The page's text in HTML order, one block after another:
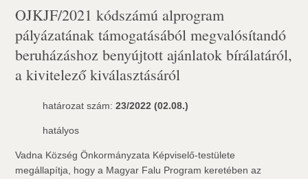
OJKJF/2021 kódszámú alprogram
pályázatának támogatásából megvalósítandó
beruházáshoz benyújtott ajánlatok bírálatáról,
a kivitelező kiválasztásáról
határozat szám:23/2022 (02.08.)
hatályos
Vadna Község Önkormányzata Képviselő-testülete
megállapítja, hogy a Magyar Falu Program keretében az